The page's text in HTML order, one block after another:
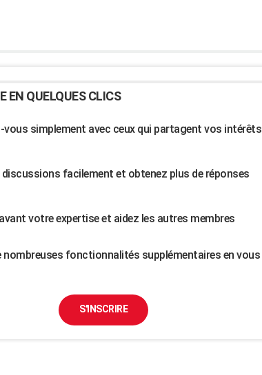
EN QUELQUES CLICS
vous simplement avec ceux qui partagent vos intérêts
discussions facilement et obtenez plus de réponses
votre expertise et aidez les autres membres
nombreuses fonctionnalités supplémentaires en vous
S'INSCRIRE